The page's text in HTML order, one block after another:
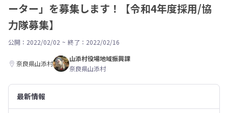
ーター」を募集します！【令和4年度採用/協
力隊募集】
公開：2022/02/02 ~ 終了：2022/02/16
奈良県山添村
山添村役場地域振興課
奈良県山添村
最新情報